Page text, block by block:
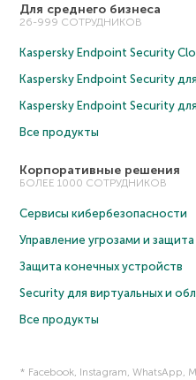
Для среднего бизнеса
26-999 СОТРУДНИКОВ
Kaspersky Endpoint Security
Kaspersky Endpoint Security
Kaspersky Endpoint Security
Все продукты
Корпоративные решения
БОЛЕЕ 1000 СОТРУДНИКОВ
Сервисы кибербезопасности
Управление угрозами и
Защита конечных устройств
Security для виртуальных и
Все продукты
* Facebook, Instagram, WhatsApp,